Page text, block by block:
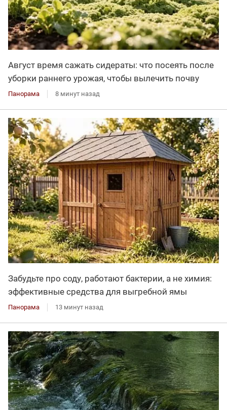
Август время сажать сидераты: что посеять после
уборки раннего урожая, чтобы вылечить почву
Панорама 8 минут назад
Забудьте про соду, работают бактерии, а не химия:
эффективные средства для выгребной ямы
Панорама 13 минут назад